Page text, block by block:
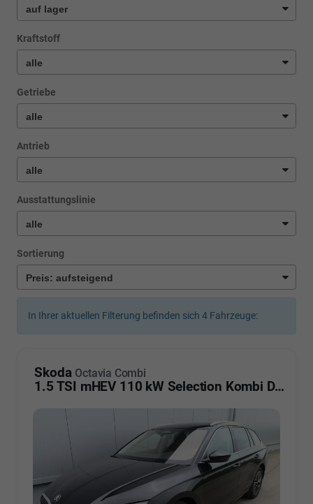
Kraftstoff
Getriebe
Antrieb
Ausstattungslinie
Sortierung
In Ihrer aktuellen Filterung befinden sich 4 Fahrzeuge:
Skoda Octavia Combi
1.5 TSI mHEV 110 kW Selection Kombi DSG AHK ACC Kamera Sunset